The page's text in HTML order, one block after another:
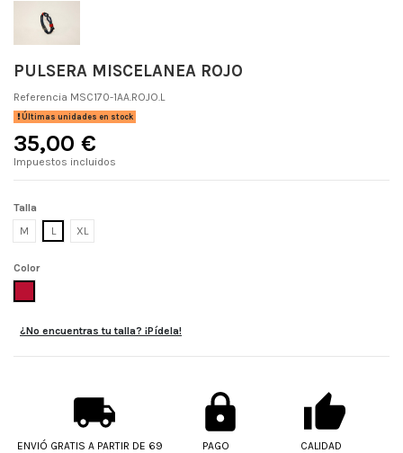
PULSERA MISCELANEA ROJO
Referencia MSC170-1AA.ROJO.L
Últimas unidades en stock
35,00 €
Impuestos incluidos
Talla
M
L XL
Color
¿No encuentras tu talla? ¡Pídela!
ENVIÓ GRATIS A PARTIR DE 69
PAGO
CALIDAD